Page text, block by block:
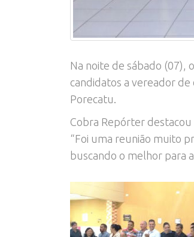
Na noite de sábado (07),
candidatos a vereador
Porecatu.
Cobra Repórter destacou
“Foi uma reunião muito
buscando o melhor para